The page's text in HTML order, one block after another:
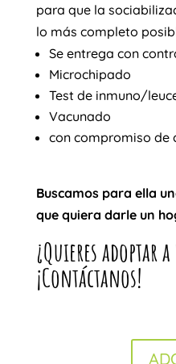
para que la
lo más completo
Se entrega con
Microchipado
Test de inmuno/
Vacunado
con compromiso de
Buscamos para ella
que quiera darle un
¿Quieres adoptar
¡Contáctanos!